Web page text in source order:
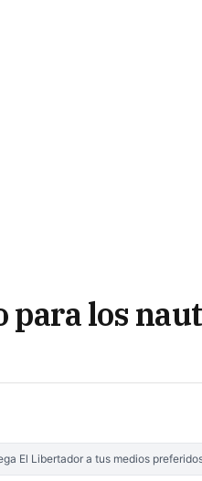
para los
El Libertador a tus medios